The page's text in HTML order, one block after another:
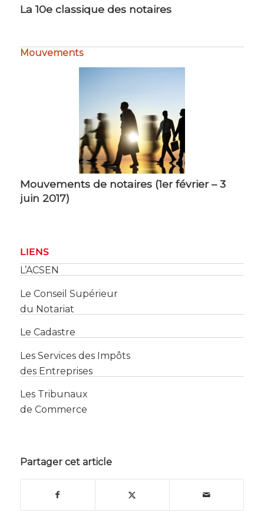
Mouvements de notaires (1er février – 3
juin 2017)
L’ACSEN
du Notariat
des Entreprises
de Commerce